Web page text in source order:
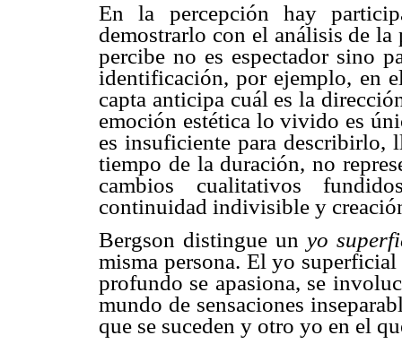
En la percepción hay
demostrarlo con el análisis de
percibe no es espectador sino
identificación, por ejemplo, en
capta anticipa cuál es la
emoción estética lo vivido es
es insuficiente para describirlo,
tiempo de la duración, no
cambios cualitativos
continuidad indivisible y
Bergson distingue unyo
misma persona. El yo
profundo se apasiona, se
mundo de sensaciones
que se suceden y otro yo en el